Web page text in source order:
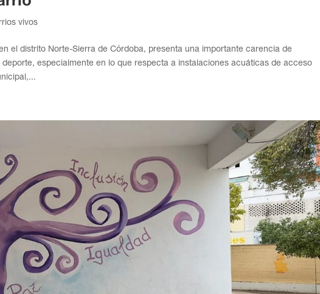
vivos
el distrito Norte-Sierra de Córdoba, presenta una importante carencia de
especialmente en lo que respecta a instalaciones acuáticas de acceso